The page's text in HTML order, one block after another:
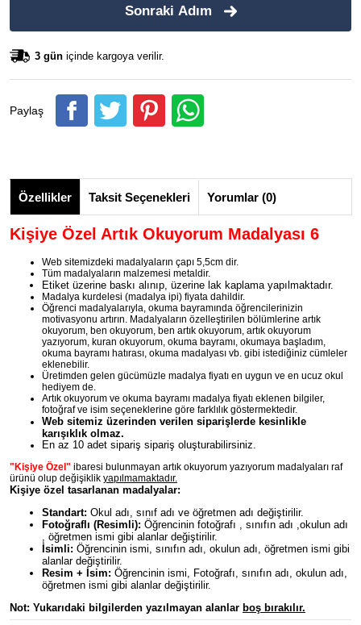
Sonraki Adım
3 gün içinde kargoya verilir.
Paylaş
Özellikler Taksit Seçenekleri Yorumlar (0)
Kişiye Özel Artık Okuyorum Madalyası 6
Web sitemizdeki madalyaların çapı 5,5cm dir.
Tüm madalyaların malzemesi metaldir.
Etiket üzerine baskı alınıp, üzerine lak kaplama yapılmaktadır.
Madalya kurdelesi (madalya ipi) fiyata dahildir.
Öğrenci madalyalarıyla, okuma bayramında öğrencilerinizin
motivasyonu artırın. Madalyaların özelleştirilen bölümlerine artık
okuyorum, ben okuyorum, ben artık okuyorum, artık okuyorum
yazıyorum, kuran okuyorum, okuma bayramı, okumaya başladım,
okuma bayramı hatırası, okuma madalyası vb. gibi istediğiniz cümleler
eklenebilir.
Üretimden gelen gücümüzle madalya fiyatı en uygun ve en ucuz okul
hediyem de.
Artık okuyorum ve okuma bayramı madalya fiyatı eklenen bilgiler,
fotoğraf ve isim seçeneklerine göre farklılık göstermektedir.
Web sitemiz üzerinden verilen siparişlerde kesinlikle
karışıklık olmaz.
En az 10 adet sipariş sipariş oluşturabilirsiniz.
"Kişiye Özel" ibaresi bulunmayan artık okuyorum yazıyorum madalyaları raf
ürünü olup değişiklik yapılmamaktadır.
Kişiye özel tasarlanan madalyalar:
Standart: Okul adı, sınıf adı ve öğretmen adı değiştirilir.
Fotoğraflı (Resimli): Öğrencinin fotoğrafı , sınıfın adı ,okulun adı
, öğretmen ismi gibi alanlar değiştirilir.
İsimli: Öğrencinin ismi, sınıfın adı, okulun adı, öğretmen ismi gibi
alanlar değiştirilir.
Resim + İsim: Öğrencinin ismi, Fotoğrafı, sınıfın adı, okulun adı,
öğretmen ismi gibi alanlar değiştirilir.
Not: Yukarıdaki bilgilerden yazılmayan alanlar boş bırakılır.